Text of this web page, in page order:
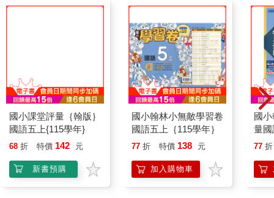
國小課堂評量｛翰版｝
國語五上{115學年}
68 折 特價 142 元
新書預購
國小翰林小無敵學習卷
國語五上｛115學年｝
77 折 特價 138 元
加入購物車
國
量國
年｝
77 折